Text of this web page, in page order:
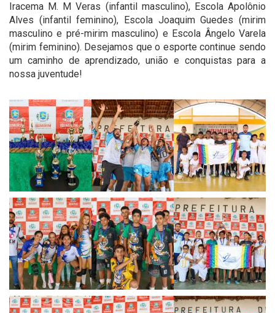
Iracema M. M Veras (infantil masculino), Escola Apolônio
Alves (infantil feminino), Escola Joaquim Guedes (mirim
masculino e pré-mirim masculino) e Escola Ângelo Varela
(mirim feminino). Desejamos que o esporte continue sendo
um caminho de aprendizado, união e conquistas para a
nossa juventude!